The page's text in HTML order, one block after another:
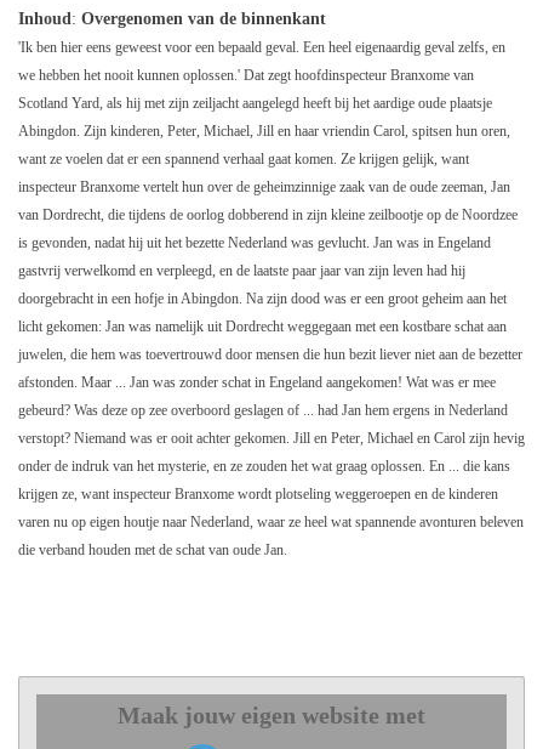
Inhoud : Overgenomen van de binnenkant
'Ik ben hier eens geweest voor een bepaald geval. Een heel eigenaardig geval zelfs, en
we hebben het nooit kunnen oplossen.' Dat zegt hoofdinspecteur Branxome van
Scotland Yard, als hij met zijn zeiljacht aangelegd heeft bij het aardige oude plaatsje
Abingdon. Zijn kinderen, Peter, Michael, Jill en haar vriendin Carol, spitsen hun oren,
want ze voelen dat er een spannend verhaal gaat komen. Ze krijgen gelijk, want
inspecteur Branxome vertelt hun over de geheimzinnige zaak van de oude zeeman, Jan
van Dordrecht, die tijdens de oorlog dobberend in zijn kleine zeilbootje op de Noordzee
is gevonden, nadat hij uit het bezette Nederland was gevlucht. Jan was in Engeland
gastvrij verwelkomd en verpleegd, en de laatste paar jaar van zijn leven had hij
doorgebracht in een hofje in Abingdon. Na zijn dood was er een groot geheim aan het
licht gekomen: Jan was namelijk uit Dordrecht weggegaan met een kostbare schat aan
juwelen, die hem was toevertrouwd door mensen die hun bezit liever niet aan de bezetter
afstonden. Maar ... Jan was zonder schat in Engeland aangekomen! Wat was er mee
gebeurd? Was deze op zee overboord geslagen of ... had Jan hem ergens in Nederland
verstopt? Niemand was er ooit achter gekomen. Jill en Peter, Michael en Carol zijn hevig
onder de indruk van het mysterie, en ze zouden het wat graag oplossen. En ... die kans
krijgen ze, want inspecteur Branxome wordt plotseling weggeroepen en de kinderen
varen nu op eigen houtje naar Nederland, waar ze heel wat spannende avonturen beleven
die verband houden met de schat van oude Jan.
Maak jouw eigen website met